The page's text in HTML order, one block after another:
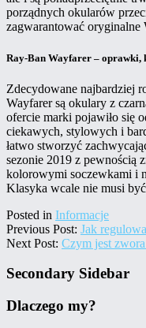
porządnych okularów
zagwarantować oryginalne
Ray-Ban Wayfarer – oprawki,
Zdecydowane najbardziej
Wayfarer są okulary z
ofercie marki pojawiło się
ciekawych, stylowych i
łatwo stworzyć
sezonie 2019 z pewnością
kolorowymi soczewkami i
Klasyka wcale nie musi
Posted in Informacje
Previous Post: Jak
Next Post: Czym jest
Secondary Sidebar
Dlaczego my?